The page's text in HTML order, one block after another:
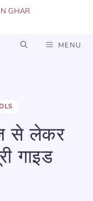
GHAR
MENU
से लेकर
गाइड